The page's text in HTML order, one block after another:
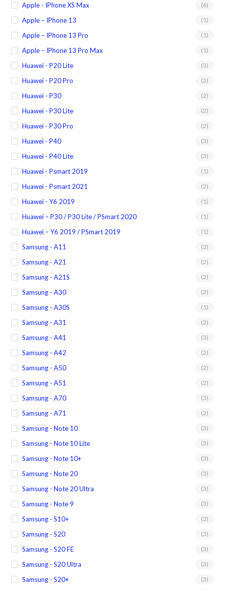
Apple - IPhone XS Max (6)
Apple – IPhone 13 (1)
Apple – IPhone 13 Pro (1)
Apple – IPhone 13 Pro Max (1)
Huawei - P20 Lite (3)
Huawei - P20 Pro (2)
Huawei - P30 (2)
Huawei - P30 Lite (2)
Huawei - P30 Pro (2)
Huawei - P40 (3)
Huawei - P40 Lite (3)
Huawei - Psmart 2019 (1)
Huawei - Psmart 2021 (2)
Huawei - Y6 2019 (1)
Huawei – P30 / P30 Lite / PSmart 2020 (1)
Huawei – Y6 2019 / PSmart 2019 (1)
Samsung - A11 (3)
Samsung - A21 (2)
Samsung - A21S (2)
Samsung - A30 (2)
Samsung - A30S (1)
Samsung - A31 (2)
Samsung - A41 (3)
Samsung - A42 (2)
Samsung - A50 (2)
Samsung - A51 (2)
Samsung - A70 (3)
Samsung - A71 (2)
Samsung - Note 10 (3)
Samsung - Note 10 Lite (3)
Samsung - Note 10+ (3)
Samsung - Note 20 (3)
Samsung - Note 20 Ultra (3)
Samsung - Note 9 (3)
Samsung - S10+ (3)
Samsung - S20 (3)
Samsung - S20 FE (3)
Samsung - S20 Ultra (3)
Samsung - S20+ (3)